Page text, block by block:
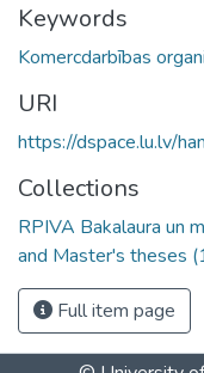
Keywords
Komercdarbības
URI
https://dspace.lu.lv/
Collections
RPIVA Bakalaura un
and Master's theses
Full item page